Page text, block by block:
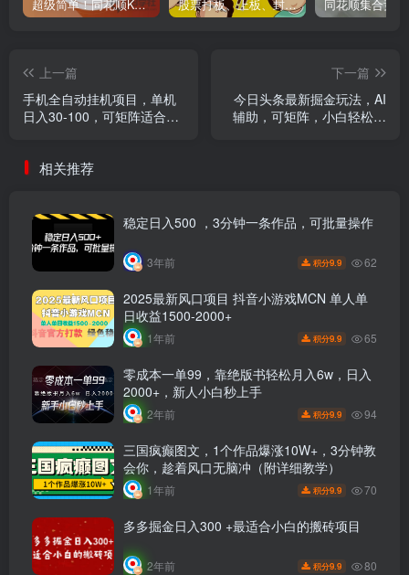
超级简单！同花顺K线界面显示行业概念指标代码图解 股票打板、上板、封板、翘板、炸板是什么意思？炒股你必须懂的暗语！
上一篇
手机全自动挂机项目，单机
日入30-100，可矩阵适合小
下一篇
今日头条最新掘金玩法，AI
辅助，可矩阵，小白轻松上
相关推荐
稳定日入500 ，3分钟一条作品，可批量操作
3年前 积分9.9 62
2025最新风口项目 抖音小游戏MCN 单人单
日收益1500-2000+
1年前 积分9.9 65
零成本一单99，靠绝版书轻松月入6w，日入
2000+，新人小白秒上手
2年前 积分9.9 94
三国疯癫图文，1个作品爆涨10W+，3分钟教
会你，趁着风口无脑冲（附详细教学）
1年前 积分9.9 70
多多掘金日入300 +最适合小白的搬砖项目
2年前 积分9.9 80